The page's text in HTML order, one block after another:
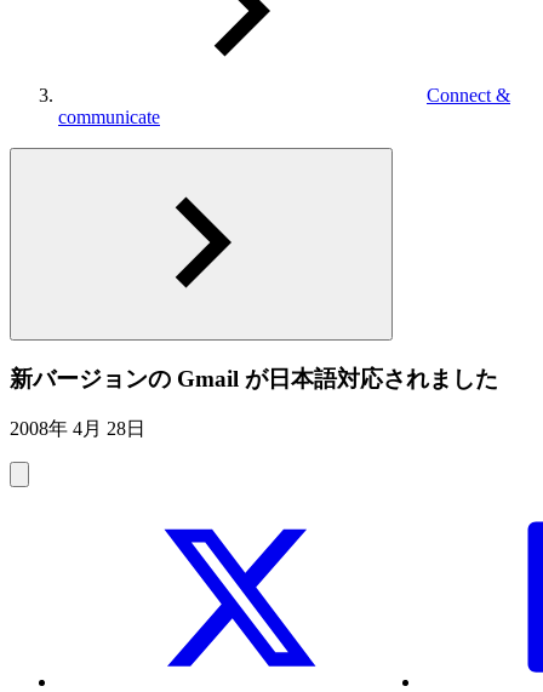
Connect &
communicate
新バージョンの Gmail が日本語対応されました
2008年 4月 28日